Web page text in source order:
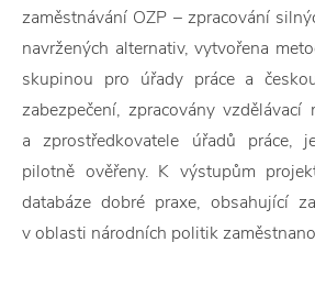
zaměstnávání OZP – zpracování
navržených alternativ, vytvořena
skupinou pro úřady práce a
zabezpečení, zpracovány
a zprostředkovatele úřadů práce,
pilotně ověřeny. K výstupům
databáze dobré praxe, obsahující
v oblasti národních politik